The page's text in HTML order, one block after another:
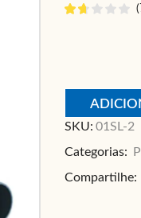
(
SKU: 01SL-2
Categorias:
Compartilhe: